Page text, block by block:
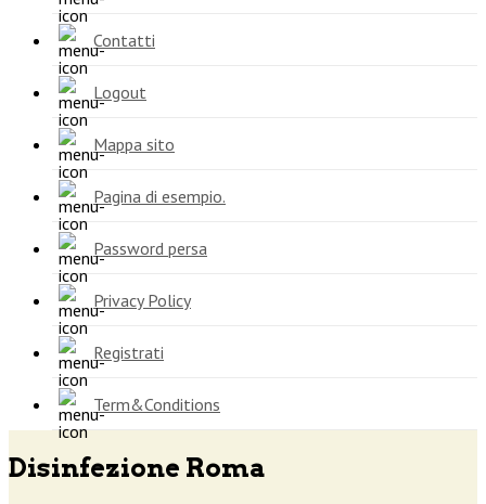
Contatti
Logout
Mappa sito
Pagina di esempio.
Password persa
Privacy Policy
Registrati
Term&Conditions
Disinfezione Roma